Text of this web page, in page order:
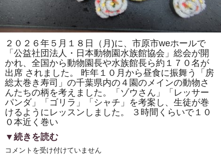
あ
り
ま
す。
は
２０２６年５月１８日（月)に、市原市weホールで
「公益社団法人・日本動物園水族館協会」総会が開
かれ、全国から動物園長や水族館長ら約１７０名が
出席 されました。 昨年１０月から昼食に振舞う「房
総太巻き寿司」の千葉県内の４園のメインの動物さ
んたちの柄を考えました。「ゾウさん」「レッサー
パンダ」「ゴリラ」「シャチ」を考案し、生徒が巻
けるようにレッスンしました。 ３時間くらいで１０
０本近く巻い
▼続きを読む
市
コメントを受け付けていません